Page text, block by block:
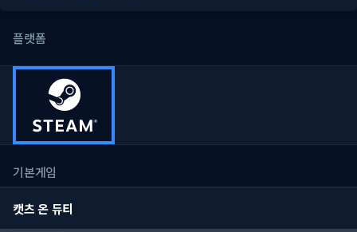
플랫폼
기본게임
캣츠 온 듀티